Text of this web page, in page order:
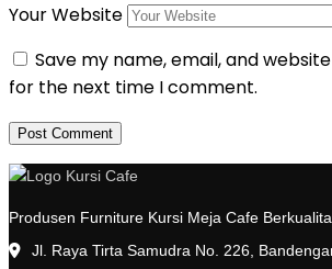
Your Website
Save my name, email, and
for the next time I comment.
Produsen Furniture Kursi Meja Cafe
Jl. Raya Tirta Samudra No. 226,